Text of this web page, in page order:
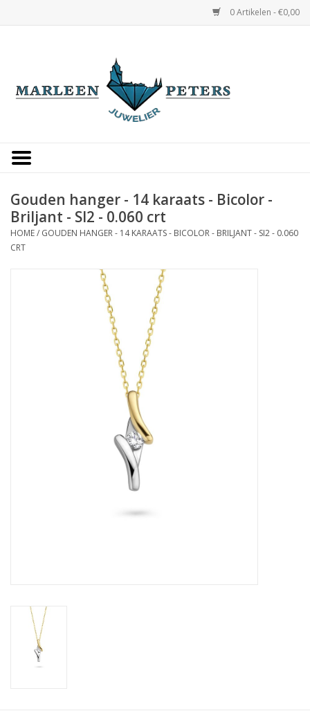
0 Artikelen - €0,00
Occasions
Gouden hanger - 14 karaats - Bicolor -
Briljant - SI2 - 0.060 crt
HOME/ GOUDEN HANGER - 14 KARAATS - BICOLOR - BRILJANT - SI2 - 0.060
CRT